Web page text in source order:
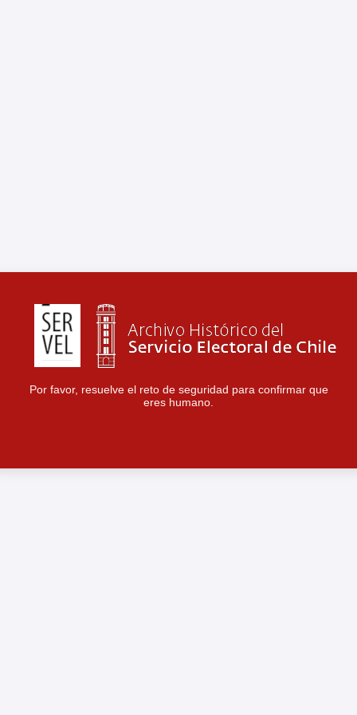
Por favor, resuelve el reto de seguridad para confirmar que
eres humano.